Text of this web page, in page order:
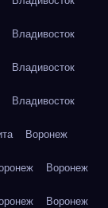
Владивосток
Владивосток
Владивосток
Воронеж
Воронеж
Воронеж